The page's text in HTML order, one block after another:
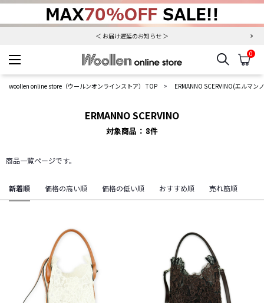
夏季休業について（出荷、お問い合わせ窓口）
＜ お届け遅延のお知らせ ＞
woollen online store
検索 カ
0
woollen online store（ウールンオンラインストア） TOP ERMANNO SCERVINO(エルマン
ERMANNO SCERVINO
対象商品 8件
商品一覧ページです。
新着順 価格の高い順 価格の低い順 おすすめ順 売れ筋順